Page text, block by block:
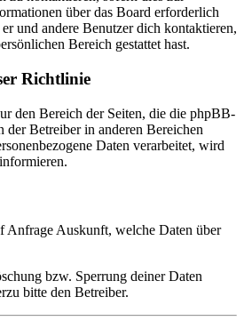
über das Board erforderlich
und andere Benutzer dich kontaktieren,
Bereich gestattet hast.
Richtlinie
den Bereich der Seiten, die die phpBB-
der Betreiber in anderen Bereichen
Daten verarbeitet, wird
Anfrage Auskunft, welche Daten über
bzw. Sperrung deiner Daten
bitte den Betreiber.